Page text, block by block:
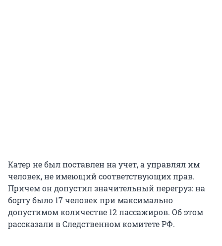
Катер не был поставлен на учет, а управлял им
человек, не имеющий соответствующих прав.
Причем он допустил значительный перегруз: на
борту было 17 человек при максимально
допустимом количестве 12 пассажиров. Об этом
рассказали в Следственном комитете РФ.